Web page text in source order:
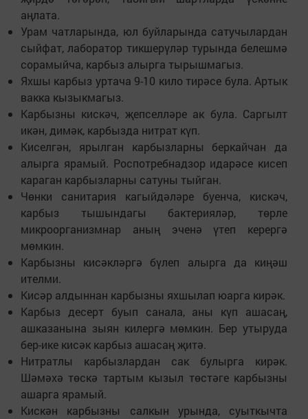
аңлата.
Урам чатларында, юл буйларында сатучылардан
сыйфат, лаборатор тикшерүләр турында белешмә
сорамыйча, карбыз алырга тырышмагыз.
Яхшы карбыз уртача 9-10 кило тирәсе була. Артык
вакка кызыкмагыз.
Карбызны кискәч, җепселләре ак була. Саргылт
икән, димәк, карбызда нитрат күп.
Киселгән, ярылган карбызларны беркайчан да
алырга ярамый. Роспотребнадзор идарәсе кисеп
караган карбызларны сатуны тыйган.
Чөнки санитария кагыйдәләре буенча, кискәч,
карбыз тышындагы бактерияләр, төрле
микроорганизмнар аның эченә үтеп керергә
мөмкин.
Карбызны кисәкләргә бүлеп алырга да киңәш
ителми.
Кисәр алдыннан карбызны яхшылап юарга кирәк.
Карбыз десерт буып санала, аны күп ашасаң,
ашказанына зыян килергә мөмкин. Бер утыруда
бер-ике кисәк карбыз ашасаң җитә.
Нитратлы карбызлардан сак булырга кирәк.
Шәмәхә төскә тартым кызыл төстәге карбызны
ашарга ярамый.
Кискән карбызны салкын урында, суыткычта